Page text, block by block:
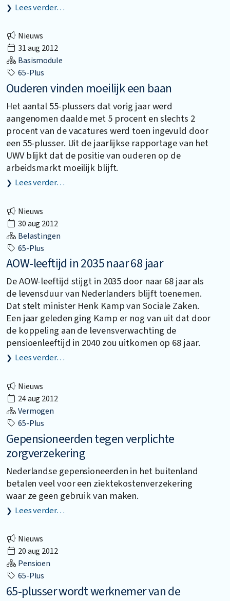
Lees verder…
Nieuws
31 aug 2012
Basismodule
65-Plus
Ouderen vinden moeilijk een baan
Het aantal 55-plussers dat vorig jaar werd
aangenomen daalde met 5 procent en slechts 2
procent van de vacatures werd toen ingevuld door
een 55-plusser. Uit de jaarlijkse rapportage van het
UWV blijkt dat de positie van ouderen op de
arbeidsmarkt moeilijk blijft.
Lees verder…
Nieuws
30 aug 2012
Belastingen
65-Plus
AOW-leeftijd in 2035 naar 68 jaar
De AOW-leeftijd stijgt in 2035 door naar 68 jaar als
de levensduur van Nederlanders blijft toenemen.
Dat stelt minister Henk Kamp van Sociale Zaken.
Een jaar geleden ging Kamp er nog van uit dat door
de koppeling aan de levensverwachting de
pensioenleeftijd in 2040 zou uitkomen op 68 jaar.
Lees verder…
Nieuws
24 aug 2012
Vermogen
65-Plus
Gepensioneerden tegen verplichte
zorgverzekering
Nederlandse gepensioneerden in het buitenland
betalen veel voor een ziektekostenverzekering
waar ze geen gebruik van maken.
Lees verder…
Nieuws
20 aug 2012
Pensioen
65-Plus
65-plusser wordt werknemer van de